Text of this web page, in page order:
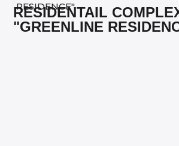
RESIDENCE"
RESIDENTAIL
"GREENLINE